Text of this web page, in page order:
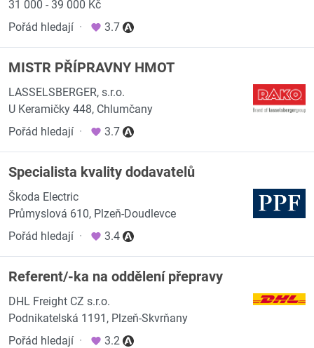
31 000 - 39 000 Kč
Pořád hledají · 3.7
MISTR PŘÍPRAVNY HMOT
LASSELSBERGER, s.r.o.
U Keramičky 448, Chlumčany
Pořád hledají · 3.7
Specialista kvality dodavatelů
Škoda Electric
Průmyslová 610, Plzeň-Doudlevce
Pořád hledají · 3.4
Referent/-ka na oddělení přepravy
DHL Freight CZ s.r.o.
Podnikatelská 1191, Plzeň-Skvrňany
Pořád hledají · 3.2